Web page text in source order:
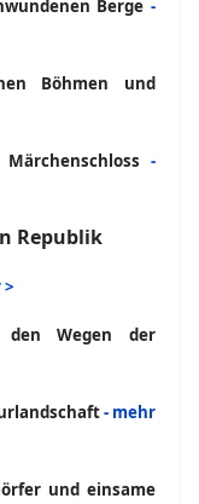
Berge -
Böhmen und
-
Republik
Wegen der
- mehr
und einsame